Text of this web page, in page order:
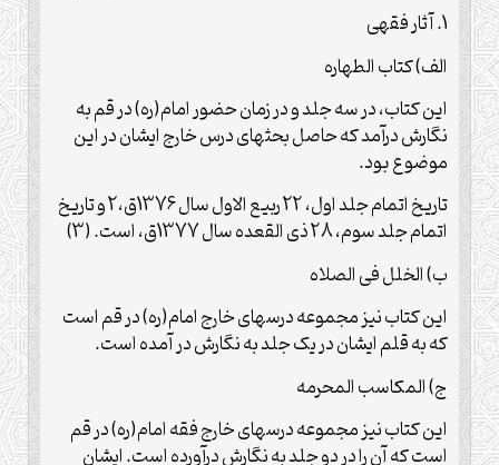
1. آثار فقهی
الف) کتاب الطهاره
این کتاب، در سه جلد و در زمان حضور امام(ره) در قم به
نگارش درآمد که حاصل بحثهای درس خارج ایشان در این
موضوع بود.
تاریخ اتمام جلد اول، 22 ربیع الاول سال 1376ق،2 و تاریخ
اتمام جلد سوم، 28 ذی القعده سال 1377ق، است. (3)
ب) الخلل فی الصلاه
این کتاب نیز مجموعه درسهای خارج امام(ره) در قم است
که به قلم ایشان در یک جلد به نگارش در آمده است.
ج) المکاسب المحرمه
این کتاب نیز مجموعه درسهای خارج فقه امام(ره) در قم
است که آن را در دو جلد به نگارش درآورده است. ایشان